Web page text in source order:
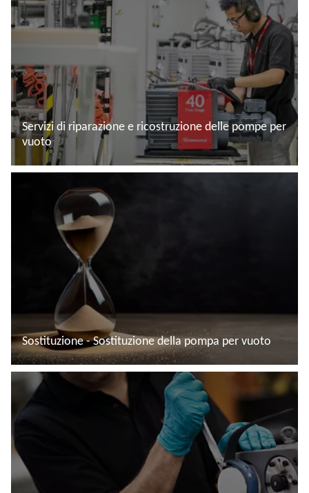
Servizi di riparazione e ricostruzione delle pompe per
vuoto
Sostituzione - Sostituzione della pompa per vuoto
Leggi di più